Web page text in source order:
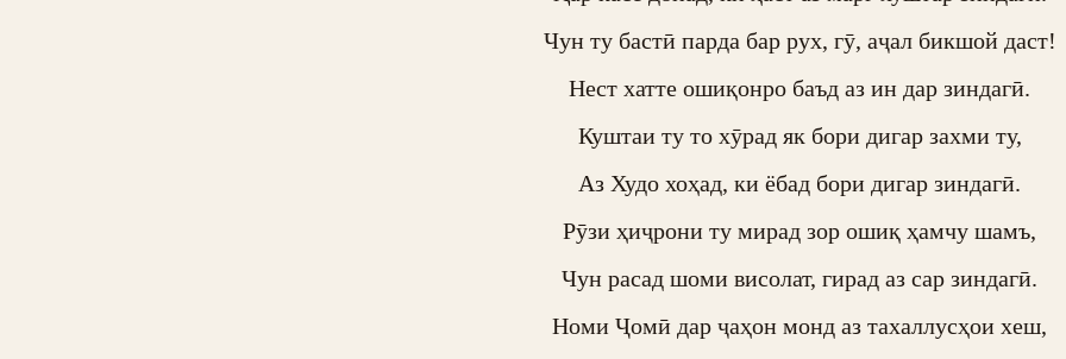
Чун ту бастӣ парда бар рух, гӯ, аҷал бикшой даст!
Нест хатте ошиқонро баъд аз ин дар зиндагӣ.
Куштаи ту то хӯрад як бори дигар захми ту,
Аз Худо хоҳад, ки ёбад бори дигар зиндагӣ.
Рӯзи ҳиҷрони ту мирад зор ошиқ ҳамчу шамъ,
Чун расад шоми висолат, гирад аз сар зиндагӣ.
Номи Ҷомӣ дар ҷаҳон монд аз тахаллусҳои хеш,